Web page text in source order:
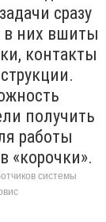
сразу
в них вшиты
контакты
получить
работы
«корочки».
системы